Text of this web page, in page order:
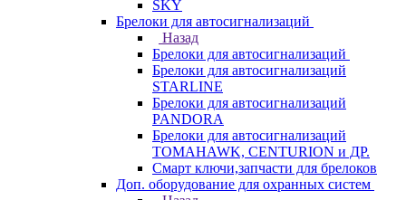
SKY
Брелоки для автосигнализаций
Назад
Брелоки для автосигнализаций
Брелоки для автосигнализаций
STARLINE
Брелоки для автосигнализаций
PANDORA
Брелоки для автосигнализаций
TOMAHAWK, CENTURION и ДР.
Смарт ключи,запчасти для брелоков
Доп. оборудование для охранных систем